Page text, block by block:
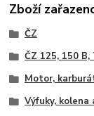
Zboží
ČZ
ČZ 125, 150 B,
Motor,
Výfuky,